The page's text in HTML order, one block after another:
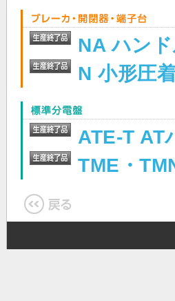
NA ハン
N 小形圧
ATE-T AT
TME・